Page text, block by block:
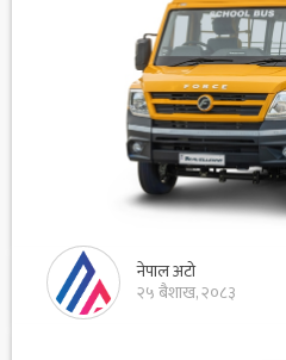
नेपाल अटो
२५ बैशाख, २०८३